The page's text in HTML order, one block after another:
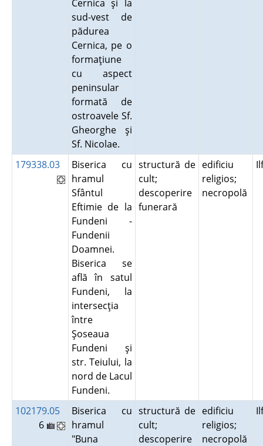
Cernica şi la
sud-vest de
pădurea
Cernica, pe o
formaţiune
cu aspect
peninsular
formată de
ostroavele Sf.
Gheorghe şi
Sf. Nicolae.
179338.03
Biserica cu
hramul
Sfântul
Eftimie de la
Fundeni -
Fundenii
Doamnei.
Biserica se
află în satul
Fundeni, la
intersecţia
între
Şoseaua
Fundeni şi
str. Teiului, la
nord de Lacul
Fundeni.
structură de
cult;
descoperire
funerară
edificiu
religios;
necropolă
102179.05
6
Biserica cu
hramul
"Buna
structură de
cult;
descoperire
edificiu
religios;
necropolă